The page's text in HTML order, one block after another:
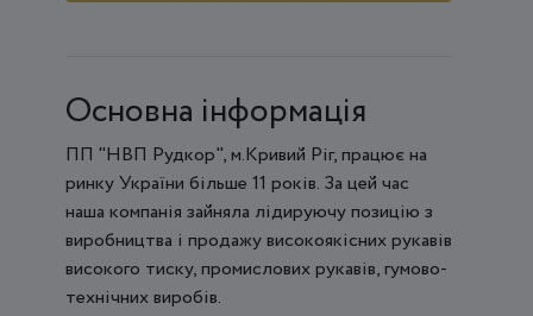
Основна інформація
ПП "НВП Рудкор", м.Кривий Ріг, працює на
ринку України більше 11 років. За цей час
наша компанія зайняла лідируючу позицію з
виробництва і продажу високоякісних рукавів
високого тиску, промислових рукавів, гумово-
технічних виробів.